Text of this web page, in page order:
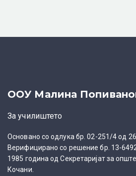
i
e
ООУ Малина
За училиштето
Основано со одлука бр. 02-251/4 од
Верифицирано со решение бр. 13-
1985 година од Секретаријат за
Кочани.